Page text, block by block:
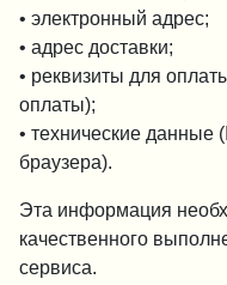
• электронный адрес;
• адрес доставки;
• реквизиты для
оплаты);
• технические данные
браузера).
Эта информация
качественного
сервиса.